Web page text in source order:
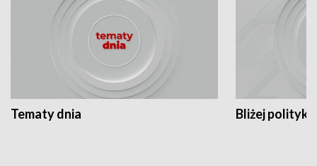
Tematy dnia Bliżej polityki